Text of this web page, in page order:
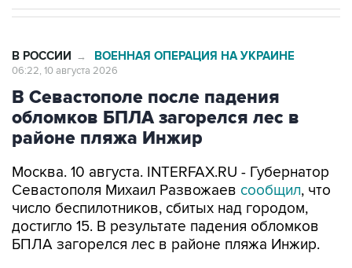
В РОССИИ → ВОЕННАЯ ОПЕРАЦИЯ НА УКРАИНЕ
06:22, 10 августа 2026
В Севастополе после падения
обломков БПЛА загорелся лес в
районе пляжа Инжир
Москва. 10 августа. INTERFAX.RU - Губернатор
Севастополя Михаил Развожаев сообщил, что
число беспилотников, сбитых над городом,
достигло 15. В результате падения обломков
БПЛА загорелся лес в районе пляжа Инжир.